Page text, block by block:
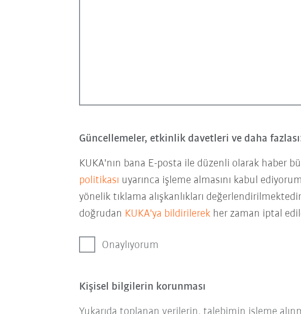
Güncellemeler, etkinlik davetleri ve daha
KUKA'nın bana E-posta ile düzenli olarak haber
politikası uyarınca işleme almasını kabul
yönelik tıklama alışkanlıkları
doğrudan KUKA'ya bildirilerekher zaman iptal
Onaylıyorum
Kişisel bilgilerin korunması